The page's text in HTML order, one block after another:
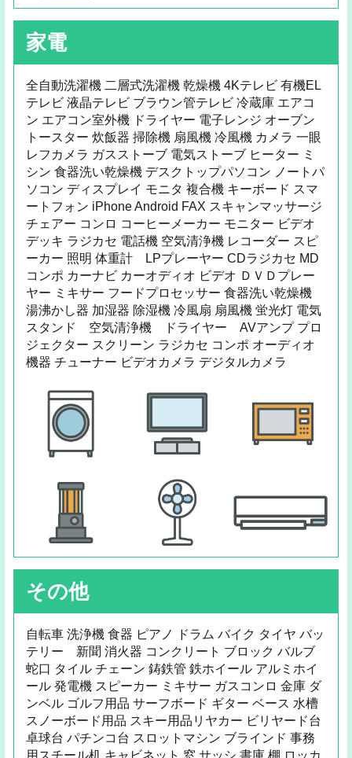
家電
全自動洗濯機 二層式洗濯機 乾燥機 4Kテレビ 有機EL
テレビ 液晶テレビ ブラウン管テレビ 冷蔵庫 エアコ
ン エアコン室外機 ドライヤー 電子レンジ オーブン
トースター 炊飯器 掃除機 扇風機 冷風機 カメラ 一眼
レフカメラ ガスストーブ 電気ストーブ ヒーター ミ
シン 食器洗い乾燥機 デスクトップパソコン ノートパ
ソコン ディスプレイ モニタ 複合機 キーボード スマ
ートフォン iPhone Android FAX スキャンマッサージ
チェアー コンロ コーヒーメーカー モニター ビデオ
デッキ ラジカセ 電話機 空気清浄機 レコーダー スピ
ーカー 照明 体重計 LPプレーヤー CDラジカセ MD
コンポ カーナビ カーオディオ ビデオ ＤＶＤプレー
ヤー ミキサー フードプロセッサー 食器洗い乾燥機
湯沸かし器 加湿器 除湿機 冷風扇 扇風機 蛍光灯 電気
スタンド 空気清浄機 ドライヤー AVアンプ プロ
ジェクター スクリーン ラジカセ コンポ オーディオ
機器 チューナー ビデオカメラ デジタルカメラ
その他
自転車 洗浄機 食器 ピアノ ドラム バイク タイヤ バッ
テリー 新聞 消火器 コンクリート ブロック バルブ
蛇口 タイル チェーン 鋳鉄管 鉄ホイール アルミホイ
ール 発電機 スピーカー ミキサー ガスコンロ 金庫 ダ
ンベル ゴルフ用品 サーフボード ギター ベース 水槽
スノーボード用品 スキー用品リヤカー ビリヤード台
卓球台 パチンコ台 スロットマシン ブラインド 事務
用スチール机 キャビネット 窓 サッシ 書庫 棚 ロッカ